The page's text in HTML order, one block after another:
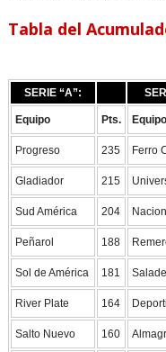
Tabla del
SERIE “A”:
Equipo Pts. Equipo
Progreso 235 Ferro
Gladiador 215
Sud América 204
Peñarol 188
Sol de América 181
River Plate 164
Salto Nuevo 160